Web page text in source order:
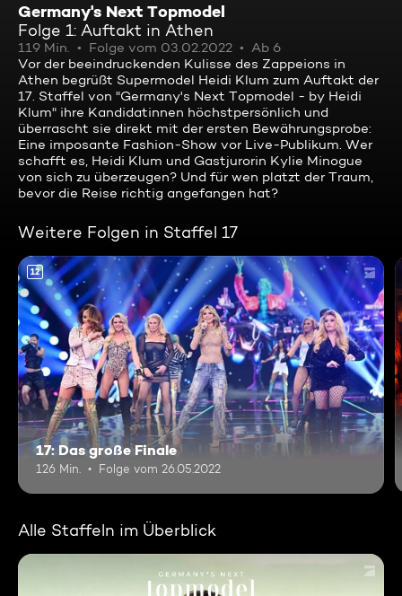
Germany's Next Topmodel
Folge 1: Auftakt in Athen
119 Min. Folge vom 03.02.2022
Ab 6
Vor der beeindruckenden Kulisse des Zappeions in
Athen begrüßt Supermodel Heidi Klum zum Auftakt der
17. Staffel von "Germany's Next Topmodel - by Heidi
Klum" ihre Kandidatinnen höchstpersönlich und
überrascht sie direkt mit der ersten Bewährungsprobe:
Eine imposante Fashion-Show vor Live-Publikum. Wer
schafft es, Heidi Klum und Gastjurorin Kylie Minogue
von sich zu überzeugen? Und für wen platzt der Traum,
bevor die Reise richtig angefangen hat?
Weitere Folgen in Staffel 17
12
17: Das große Finale
126 Min. Folge vom 26.05.2022
Alle Staffeln im Überblick